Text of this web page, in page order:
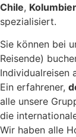
Chile,
spezialisiert.
Sie können bei
Reisende)
Individualreisen
Ein erfahrener,
alle unsere
die
Wir haben alle